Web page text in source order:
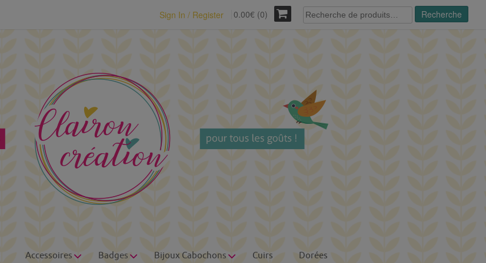
Sign In / Register 0.00€ (0)
Recherche
pour :
Recherche
Accessoires Badges Bijoux Cabochons Cuirs Dorées